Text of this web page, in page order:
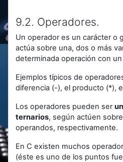
9.2. Operadores.
Un operador es un carácter o
actúa sobre una, dos o más
determinada operación con
Ejemplos típicos de
diferencia (-), el producto (*),
Los operadores pueden ser
ternarios, según actúen
operandos, respectivamente.
En C existen muchos
(éste es uno de los puntos